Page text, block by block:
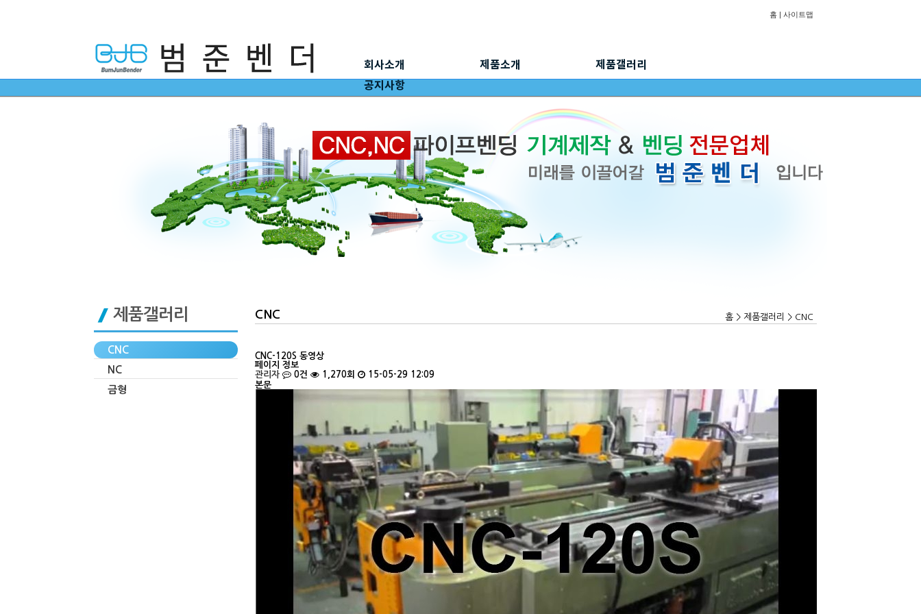
홈 | 사이트맵
회사소개 제품소개
제품갤러리
공지사항
제품갤러리
CNC
NC
금형
CNC 홈 > 제품갤러리 > CNC
CNC-120S 동영상
페이지 정보
관리자
0건 1,270회
15-05-29 12:09
본문